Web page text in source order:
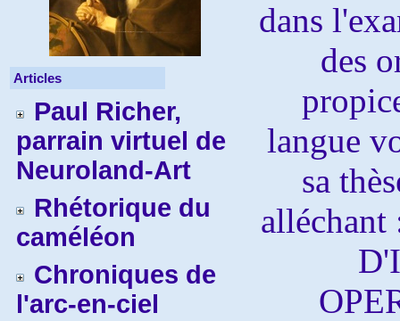
Articles
Paul Richer,
parrain virtuel de
Neuroland-Art
Rhétorique du
caméléon
Chroniques de
l'arc-en-ciel
dans
des
langue
sa